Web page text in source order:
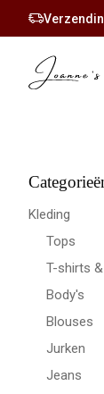
Elke
Kleding
Tops
T-shirts
Body's
Blouses
Jurken
Jeans